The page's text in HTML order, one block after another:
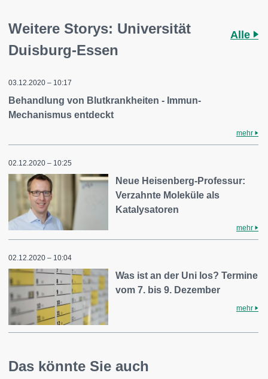
Weitere Storys: Universität
Duisburg-Essen
Alle
03.12.2020 – 10:17
Behandlung von Blutkrankheiten - Immun-
Mechanismus entdeckt
mehr
02.12.2020 – 10:25
Neue Heisenberg-Professur:
Verzahnte Moleküle als
Katalysatoren
mehr
02.12.2020 – 10:04
Was ist an der Uni los? Termine
vom 7. bis 9. Dezember
mehr
Das könnte Sie auch